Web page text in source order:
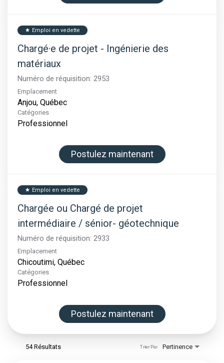
star Emploi en vedette
Chargé·e de projet - Ingénierie des
matériaux
Numéro de réquisition: 2953
Emplacement
Catégories
Professionnel
Postulez maintenant
star Emploi en vedette
Chargée ou Chargé de projet
intermédiaire / sénior- géotechnique
Numéro de réquisition: 2933
Emplacement
Catégories
Professionnel
Postulez maintenant
54 Résultats Pertinence
Trier Par